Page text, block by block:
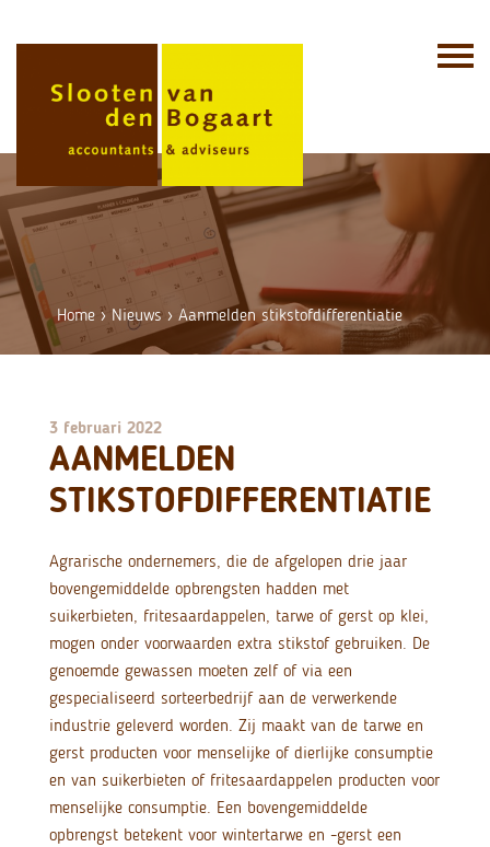
Home › Nieuws›Aanmelden stikstofdifferentiatie
3 februari 2022
AANMELDEN
STIKSTOFDIFFERENTIATIE
Agrarische ondernemers, die de afgelopen drie jaar
bovengemiddelde opbrengsten hadden met
suikerbieten, fritesaardappelen, tarwe of gerst op klei,
mogen onder voorwaarden extra stikstof gebruiken. De
genoemde gewassen moeten zelf of via een
gespecialiseerd sorteerbedrijf aan de verwerkende
industrie geleverd worden. Zij maakt van de tarwe en
gerst producten voor menselijke of dierlijke consumptie
en van suikerbieten of fritesaardappelen producten voor
menselijke consumptie. Een bovengemiddelde
opbrengst betekent voor wintertarwe en -gerst een